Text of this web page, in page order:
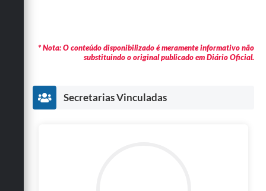
* Nota: O conteúdo disponibilizado é meramente informativo não
substituindo o original publicado em Diário Oficial.
Secretarias Vinculadas